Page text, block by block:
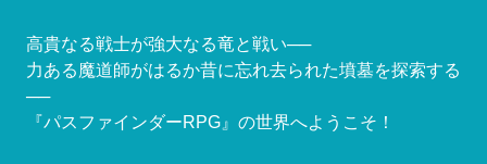
高貴なる戦士が強大なる竜と戦い──
力ある魔道師がはるか昔に忘れ去られた墳墓を探索する
──
『パスファインダーRPG』の世界へようこそ！